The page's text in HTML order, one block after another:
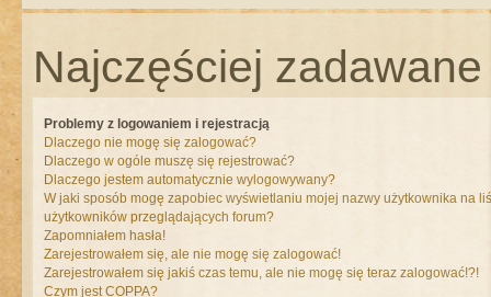
Najczęściej
Problemy z logowaniem i rejestracją
Dlaczego nie mogę się zalogować?
Dlaczego w ogóle muszę się rejestrować?
Dlaczego jestem automatycznie wylogowywany?
W jaki sposób mogę zapobiec wyświetlaniu mojej nazwy użytkownika na
użytkowników przeglądających forum?
Zapomniałem hasła!
Zarejestrowałem się, ale nie mogę się zalogować!
Zarejestrowałem się jakiś czas temu, ale nie mogę się teraz zalogować!?!
Czym jest COPPA?